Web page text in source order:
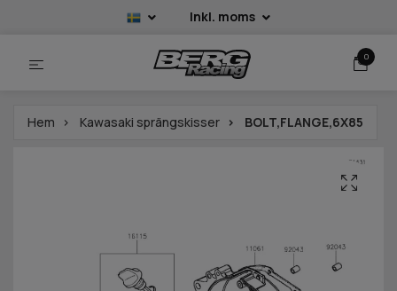
Inkl. moms
0
Hem Kawasaki sprängskisser BOLT,FLANGE,6X85